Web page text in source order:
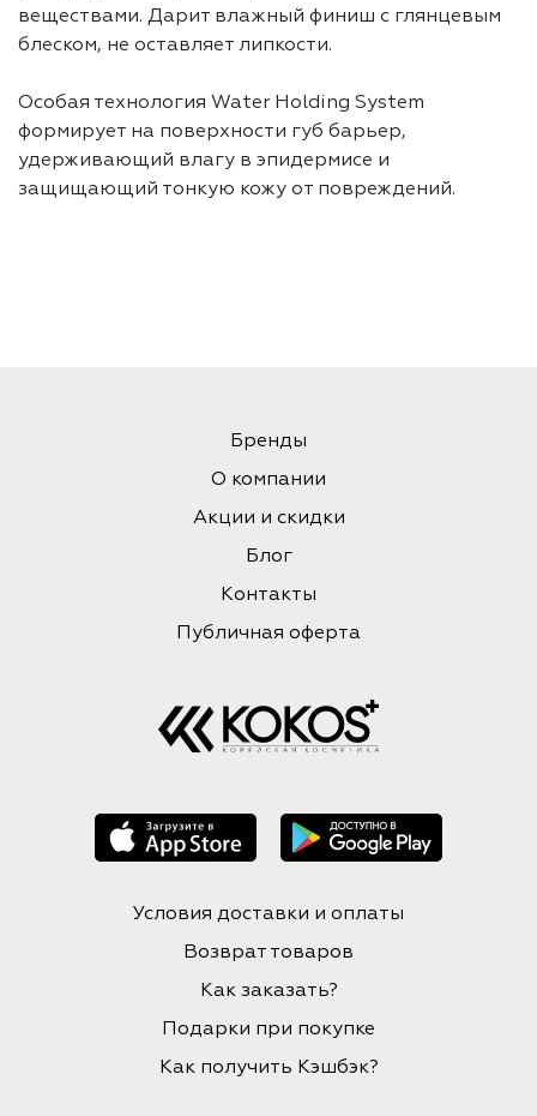
веществами. Дарит влажный финиш с глянцевым
блеском, не оставляет липкости.
Особая технология Water Holding System
формирует на поверхности губ барьер,
удерживающий влагу в эпидермисе и
защищающий тонкую кожу от повреждений.
Бренды
О компании
Акции и скидки
Блог
Контакты
Публичная оферта
Условия доставки и оплаты
Возврат товаров
Как заказать?
Подарки при покупке
Как получить Кэшбэк?